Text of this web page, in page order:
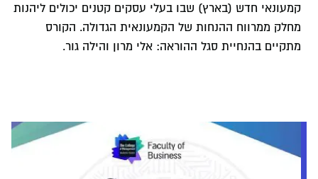
קמעונאי חדש (בארץ) שבו בעלי עסקים קטנים יכולים ליהנות
מחלק ממרווח ההנחות של הקמעונאית הגדולה. הקורס
מתקיים בהנחיית סגל ההוראה: אלי מרון והילה גור.